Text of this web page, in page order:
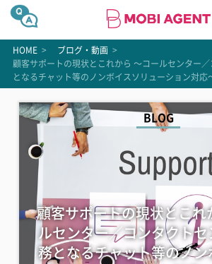
HOME > ブログ・動画 >
顧客サポートの現状とこれから 〜コールセンター
となるチャット等のノンボイスソリューション対応
BLOG
顧客サポートの現状とこれ
ルセンター／コンタクトセ
務となるチャット等のノン